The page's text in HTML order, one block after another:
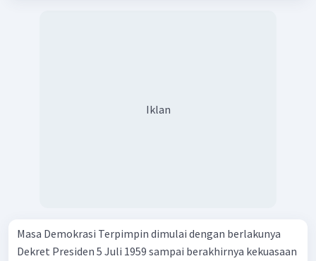
Iklan
Masa Demokrasi Terpimpin dimulai dengan berlakunya
Dekret Presiden 5 Juli 1959 sampai berakhirnya kekuasaan